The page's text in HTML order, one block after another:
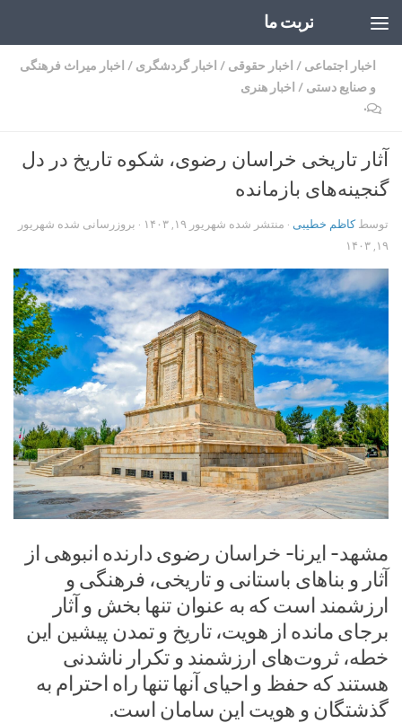
تربت ما
اخبار اجتماعی / اخبار حقوقی / اخبار گردشگری / اخبار میراث فرهنگی
و صنایع دستی / اخبار هنری
۰
آثار تاریخی خراسان رضوی، شکوه تاریخ در دل
گنجینه‌های بازمانده
توسطکاظم خطیبی · منتشر شده شهریور ۱۹, ۱۴۰۳ · بروزرسانی شده شهریور
۱۹, ۱۴۰۳
مشهد- ایرنا- خراسان رضوی دارنده انبوهی از
آثار و بناهای باستانی و تاریخی، فرهنگی و
ارزشمند است که به عنوان تنها بخش‌ و آثار
برجای مانده از هویت، تاریخ و تمدن پیشین این
خطه، ثروت‌های ارزشمند و تکرار ناشدنی
هستند که حفظ و احیای آنها تنها راه احترام به
گذشتگان و هویت این سامان است.